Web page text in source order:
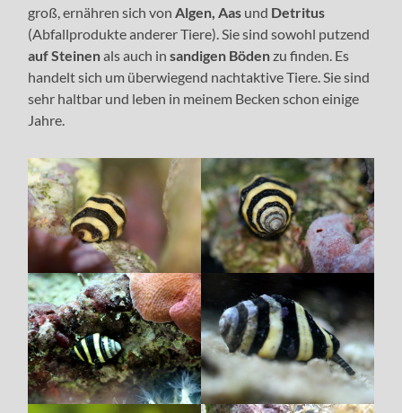
groß, ernähren sich von Algen, Aas und Detritus
(Abfallprodukte anderer Tiere). Sie sind sowohl putzend
auf Steinenals auch in sandigen Bödenzu finden. Es
handelt sich um überwiegend nachtaktive Tiere. Sie sind
sehr haltbar und leben in meinem Becken schon einige
Jahre.